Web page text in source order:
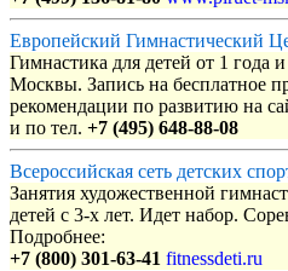
Европейский Гимнастический
Гимнастика для детей от 1 года
Москвы. Запись на бесплатное
рекомендации по развитию на
и по тел. +7 (495) 648-88-08
Всероссийская сеть детских
Занятия художественной
детей с 3-х лет. Идет набор.
Подробнее:
+7 (800) 301-63-41 fitnessdeti.ru